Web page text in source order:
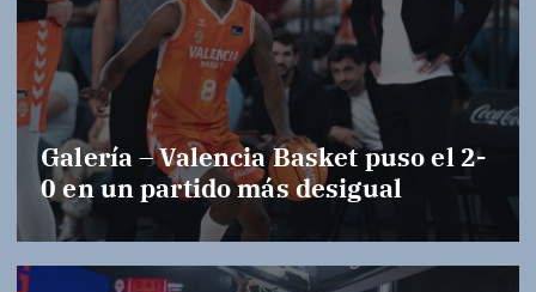
Galería – Valencia Basket puso el 2-
0 en un partido más desigual